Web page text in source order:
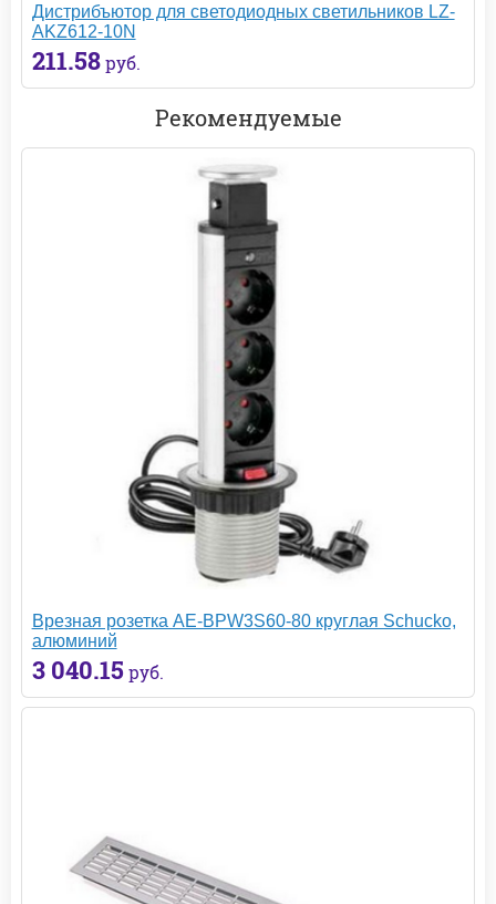
Дистрибъютор для светодиодных светильников LZ-
AKZ612-10N
211.58 руб.
Рекомендуемые
Врезная розетка AE-BPW3S60-80 круглая Schucko,
алюминий
3 040.15 руб.